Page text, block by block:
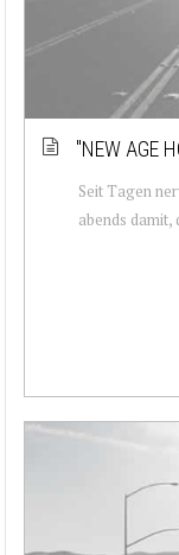
''NEW AGE
Seit Tagen
abends damit,